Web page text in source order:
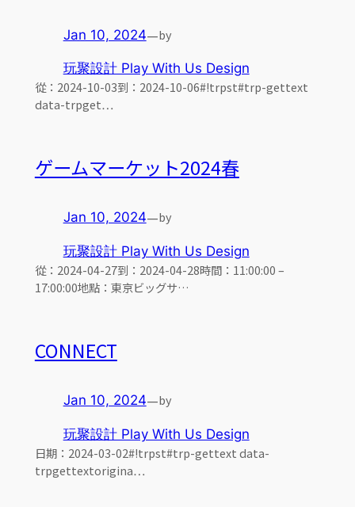
Jan 10, 2024—by
玩聚設計 Play With Us Design
從：2024-10-03到：2024-10-06#!trpst#trp-gettext
data-trpget…
ゲームマーケット2024春
Jan 10, 2024—by
玩聚設計 Play With Us Design
從：2024-04-27到：2024-04-28時間：11:00:00 –
17:00:00地點：東京ビッグサ…
CONNECT
Jan 10, 2024—by
玩聚設計 Play With Us Design
日期：2024-03-02#!trpst#trp-gettext data-
trpgettextorigina…